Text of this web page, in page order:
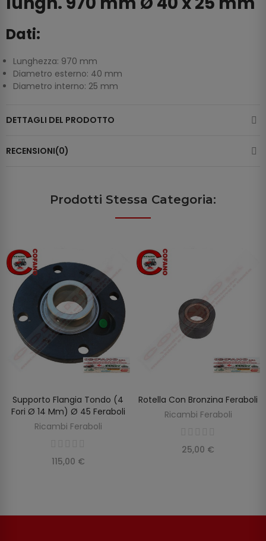
Dati:
Lunghezza: 970 mm
Diametro esterno: 40 mm
Diametro interno: 25 mm
DETTAGLI DEL PRODOTTO
RECENSIONI(0)
Prodotti Stessa Categoria:
AGGIUNGI AL CARRELLO
Supporto Flangia Tondo (4
Fori Ø 14 Mm) Ø 45 Feraboli
Ricambi Feraboli
115,00 €
AGGIUNGI AL CARRELLO
Rotella Con Bronzina Feraboli
Ricambi Feraboli
25,00 €